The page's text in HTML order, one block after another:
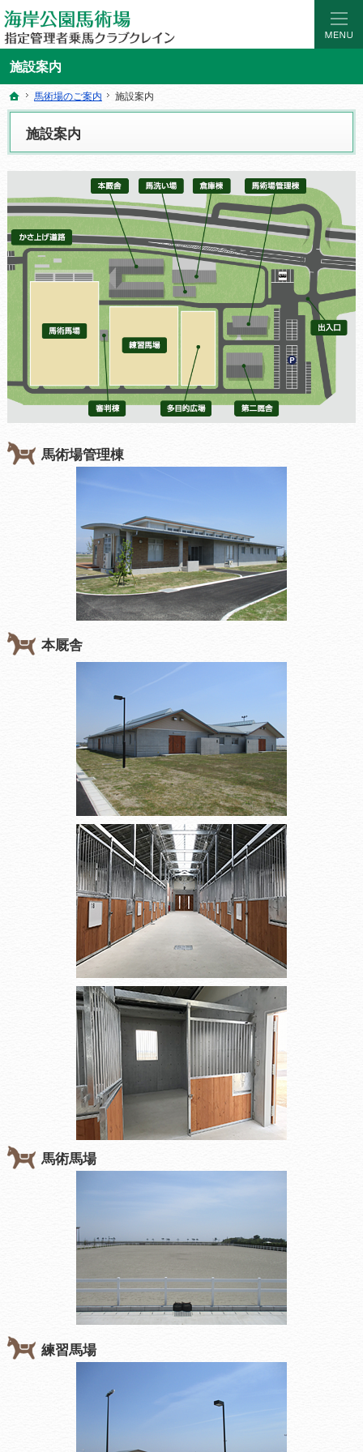
施設案内
マンツーマンの乗馬レッスン。初めての乗馬レッスンやスクールなら仙台海岸公
海岸公園馬術場 指定管理者乗馬クラブクレイン｜宮城県仙台市の乗馬レッスン・
ホーム
馬術場のご案内 施設案内
施設案内
馬術場管理棟
本厩舎
馬術馬場
練習馬場
ホーム
馬術場のご案内 施設案内